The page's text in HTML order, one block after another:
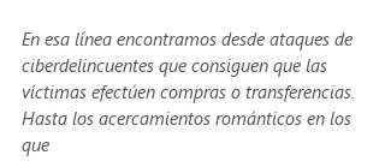
En esa línea encontramos desde ataques de
ciberdelincuentes que consiguen que las
víctimas efectúen compras o transferencias.
Hasta los acercamientos románticos en los
que